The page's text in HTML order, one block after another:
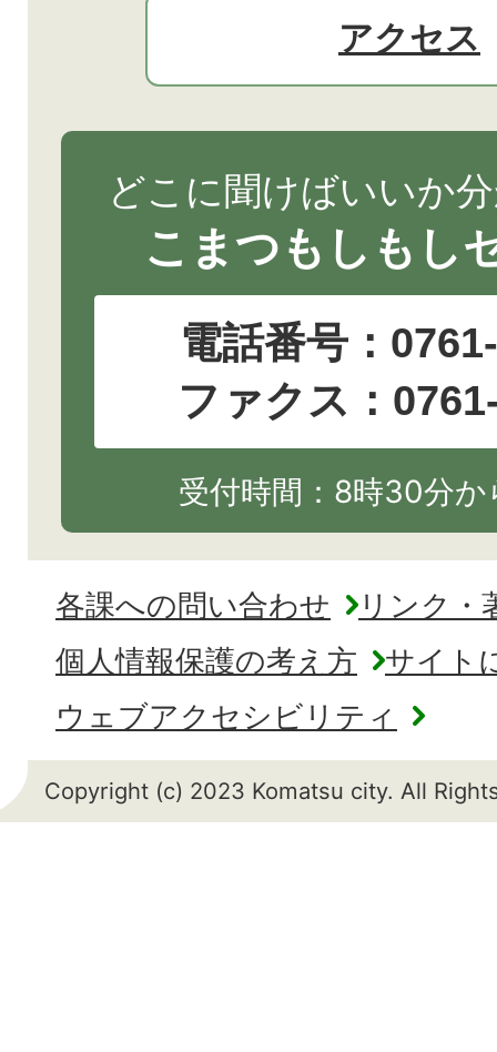
アクセス
どこに聞けばいいか
こまつもしもし
電話番号：
ファクス：
受付時間：8時30分
各課への問い合わせ
リンク・
個人情報保護の考え方
サイト
ウェブアクセシビリティ
Copyright (c) 2023 Komatsu city. All